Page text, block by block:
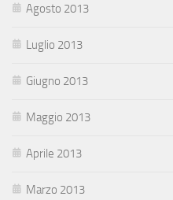
Agosto 2013
Luglio 2013
Giugno 2013
Maggio 2013
Aprile 2013
Marzo 2013